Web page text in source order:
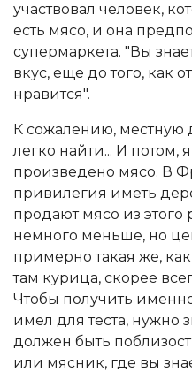
участвовал человек,
есть мясо, и она
супермаркета. "Вы
вкус, еще до того, как
нравится".
К сожалению,
легко найти... И потом,
произведено мясо. В
привилегия иметь
продают мясо из
немного меньше, но
примерно такая же,
там курица, скорее
Чтобы получить
имел для теста, нужно
должен быть
или мясник, где вы